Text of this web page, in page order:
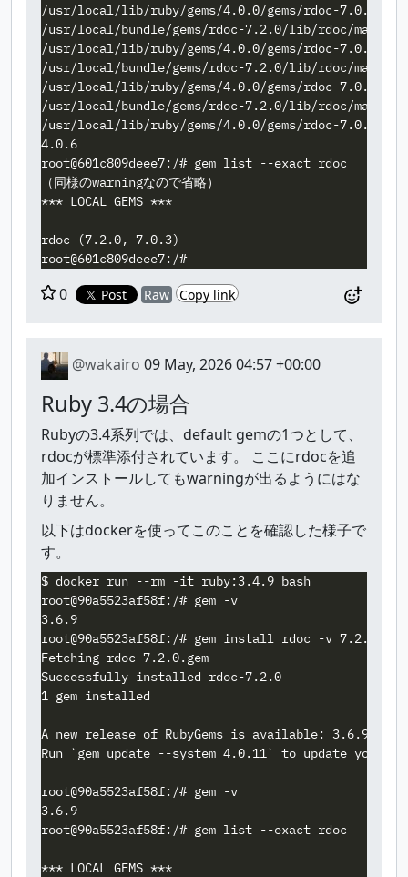
/usr/local/lib/ruby/gems/4.0.0/gems/rdoc-7.0.3/
/usr/local/bundle/gems/rdoc-7.2.0/lib/rdoc/
/usr/local/lib/ruby/gems/4.0.0/gems/rdoc-7.0.3/lib/
/usr/local/bundle/gems/rdoc-7.2.0/lib/rdoc/
/usr/local/lib/ruby/gems/4.0.0/gems/rdoc-7.0.3/lib/
/usr/local/bundle/gems/rdoc-7.2.0/lib/rdoc/
/usr/local/lib/ruby/gems/4.0.0/gems/rdoc-7.0.3/
4.0.6
root@601c809deee7:/# gem list --exact rdoc
（同様のwarningなので省略）
*** LOCAL GEMS ***
rdoc (7.2.0, 7.0.3)
0 Post Raw Copy link
@wakairo 09 May, 2026 04:57 +00:00
Ruby 3.4の場合
Rubyの3.4系列では、default gemの1つとして、
rdocが標準添付されています。 ここにrdocを追
加インストールしてもwarningが出るようにはな
りません。
以下はdockerを使ってこのことを確認した様子で
す。
$ docker run --rm -it ruby:3.4.9 bash
root@90a5523af58f:/# gem -v
3.6.9
root@90a5523af58f:/# gem install rdoc -v 7.2.0
Fetching rdoc-7.2.0.gem
Successfully installed rdoc-7.2.0
1 gem installed
A new release of RubyGems is available: 3.6.9 →
Run `gem update --system 4.0.11` to update your
root@90a5523af58f:/# gem -v
3.6.9
root@90a5523af58f:/# gem list --exact rdoc
*** LOCAL GEMS ***